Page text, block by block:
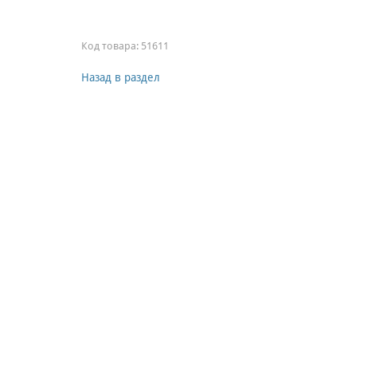
Код товара: 51611
Назад в раздел